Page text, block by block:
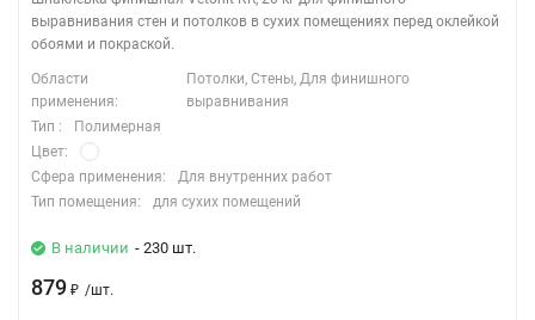
выравнивания стен и потолков в сухих помещениях перед оклейкой
обоями и покраской.
Области
применения:
Потолки, Стены, Для финишного
выравнивания
Тип :
Полимерная
Цвет:
Сфера применения:
Для внутренних работ
Тип помещения:
для сухих помещений
В наличии - 230 шт.
879 ₽ /шт.